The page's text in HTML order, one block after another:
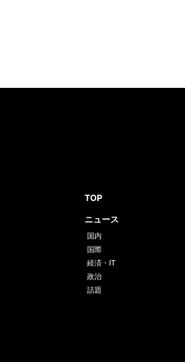
TOP
ニュース
国内
国際
経済・IT
政治
話題